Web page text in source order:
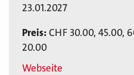
23.01.2027
Preis:CHF 30.00, 45.00,
20.00
Webseite